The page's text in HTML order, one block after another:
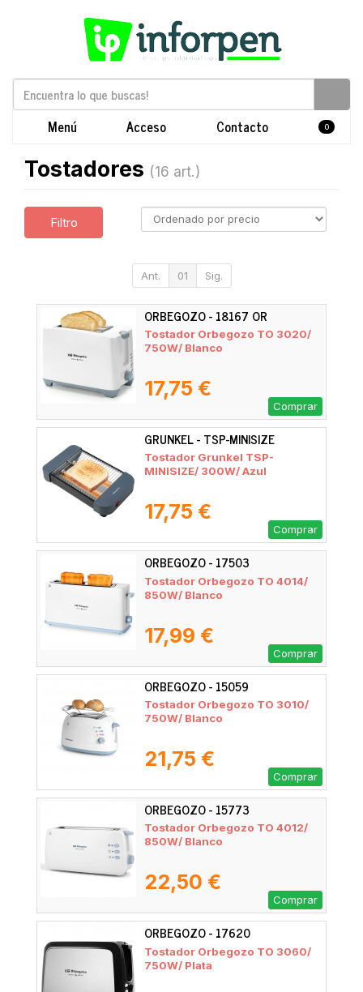
Menú Acceso Contacto 0
Tostadores (16 art.)
Filtro
Ant. 01 Sig.
ORBEGOZO - 18167 OR
Tostador Orbegozo TO 3020/
750W/ Blanco
17,75 €
Comprar
GRUNKEL - TSP-MINISIZE
Tostador Grunkel TSP-
MINISIZE/ 300W/ Azul
17,75 €
Comprar
ORBEGOZO - 17503
Tostador Orbegozo TO 4014/
850W/ Blanco
17,99 €
Comprar
ORBEGOZO - 15059
Tostador Orbegozo TO 3010/
750W/ Blanco
21,75 €
Comprar
ORBEGOZO - 15773
Tostador Orbegozo TO 4012/
850W/ Blanco
22,50 €
Comprar
ORBEGOZO - 17620
Tostador Orbegozo TO 3060/
750W/ Plata